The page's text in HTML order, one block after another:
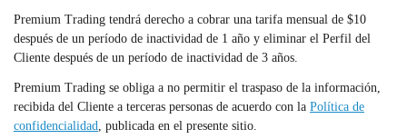
Premium Trading tendrá derecho a cobrar una tarifa mensual de $10
después de un período de inactividad de 1 año y eliminar el Perfil del
Cliente después de un período de inactividad de 3 años.
Premium Trading se obliga a no permitir el traspaso de la información,
recibida del Cliente a terceras personas de acuerdo con la Política de
confidencialidad, publicada en el presente sitio.